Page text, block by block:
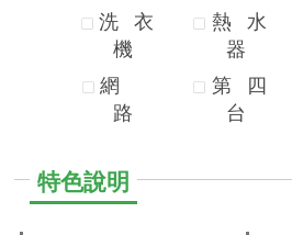
洗
衣
機
網
路
熱
水
器
第
四
台
特色說明